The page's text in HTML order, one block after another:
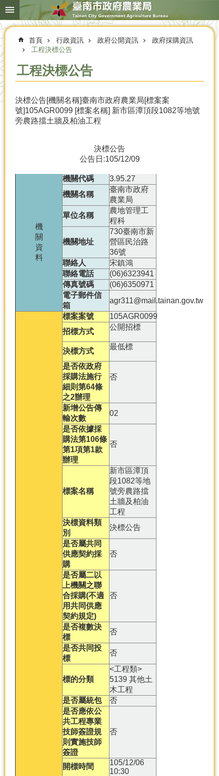
跳到主要內容區塊
搜
尋
進
簡
介
況
首頁 行政資訊 政府公開資訊
政府採購資訊
工程決標公告
工程決標公告
決標公告[機關名稱]臺南市政府農業局[標案案
號]105AGR0099 [標案名稱] 新市區潭頂段1082等地號
旁農路擋土牆及柏油工程
決標公告
公告日:105/12/09
機
關
資
料
機關代碼
3.95.27
機關名稱
臺南市政府
農業局
單位名稱
農地管理工
程科
機關地址
730臺南市新
營區民治路
36號
聯絡人
宋鎮鴻
聯絡電話
(06)6323941
傳真號碼
(06)6350971
電子郵件信
箱
agr311@mail.tainan.gov.tw
標案案號
105AGR0099
招標方式
公開招標
決標方式
最低標
是否依政府
採購法施行
細則第64條
之2辦理
否
新增公告傳
輸次數
02
是否依據採
購法第106條
第1項第1款
辦理
否
標案名稱
新市區潭頂
段1082等地
號旁農路擋
土牆及柏油
工程
決標資料類
別
決標公告
是否屬共同
供應契約採
購
否
是否屬二以
上機關之聯
合採購(不適
用共同供應
契約規定)
否
是否複數決
標
否
是否共同投
標
否
標的分類
<工程類>
5139 其他土
木工程
是否屬統包
否
是否應依公
共工程專業
技師簽證規
則實施技師
簽證
否
開標時間
105/12/06
10:30